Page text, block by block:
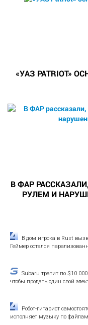
«УАЗ PATRIOT»
В ФАР
РУЛЕМ И
В дом игрока в Rust
Геймер остался
Subaru тратит по $10
чтобы продать один свой
Робот-гитарист
исполняет музыку по файлам